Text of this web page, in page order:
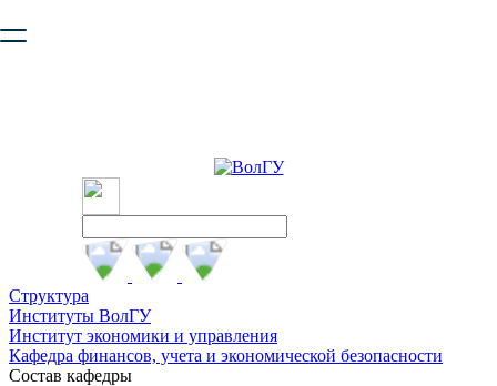
безопасную работу с сайтом. Пожалуйста
Структура
Институты ВолГУ
Институт экономики и управления
Кафедра финансов, учета и экономической безопасности
Состав кафедры